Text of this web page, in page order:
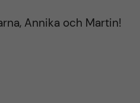
Annika och Martin!